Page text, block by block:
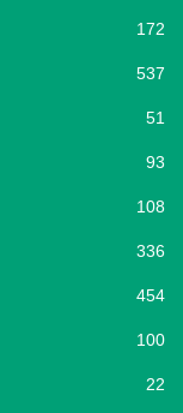
172
537
51
93
108
336
454
100
22